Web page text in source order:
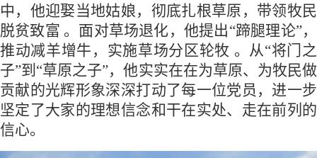
中，他迎娶当地姑娘，彻底扎根草原，带领牧民
脱贫致富 。面对草场退化，他提出“蹄腿理论”，
推动减羊增牛，实施草场分区轮牧 。从“将门之
子”到“草原之子”，他实实在在为草原、为牧民做
贡献的光辉形象深深打动了每一位党员，进一步
坚定了大家的理想信念和干在实处、走在前列的
信心。